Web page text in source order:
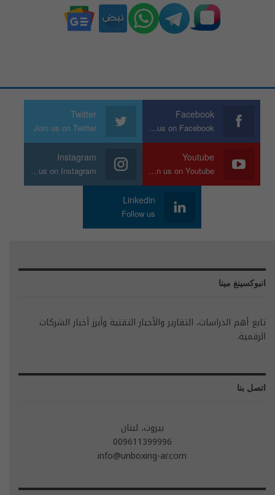
Facebook
Join us on Facebook
Twitter
Join us on Twitter
Youtube
Join us on Youtube
Instagram
Join us on Instagram
Linkedin
Follow us
انبوكسينغ مينا
تابع أهم الدراسات، التقارير والأخبار التقنية وأبرز أخبار الشركات
الرقمية.
اتصل بنا
بيروت، لبنان
009611399996
info@unboxing-ar.com